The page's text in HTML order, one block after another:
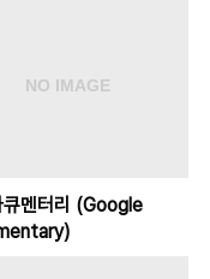
큐멘터리 (Google